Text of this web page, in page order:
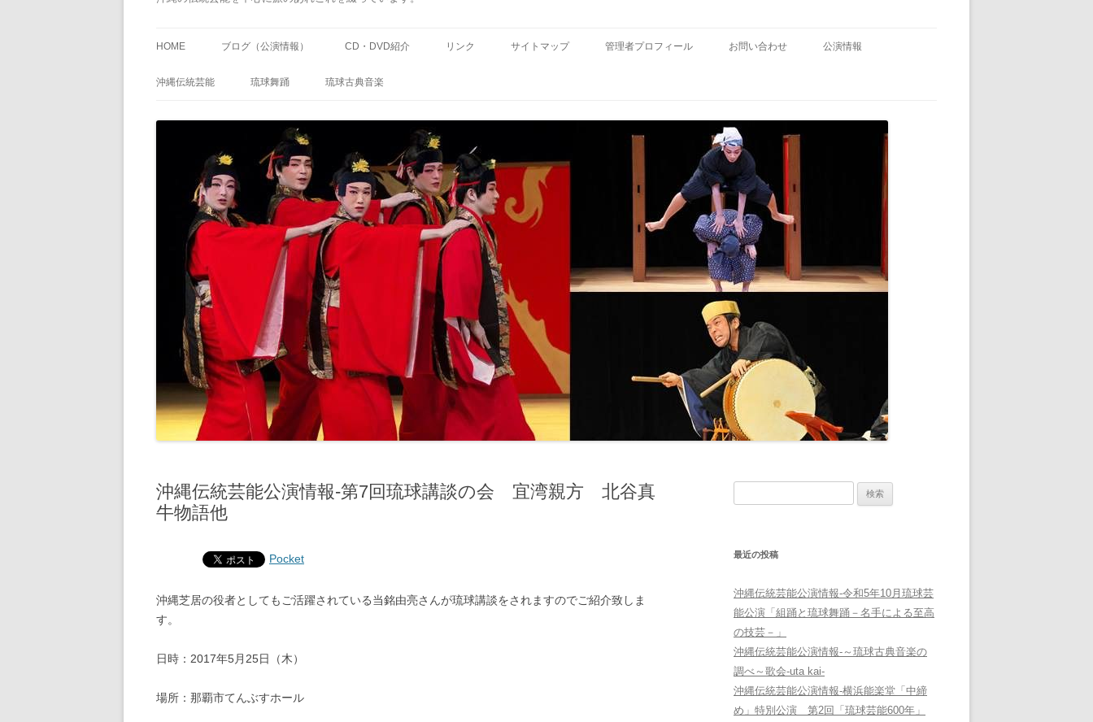
ン
ッ
HOME ブログ（公演情報） CD・DVD紹介 リンク サイトマップ 管理者プロフィール お問い合わせ 公演情報
沖縄伝統芸能 琉球舞踊 琉球古典音楽
沖縄伝統芸能公演情報‐第7回琉球講談の会 宜湾親方 北谷真
牛物語他
Pocket
沖縄芝居の役者としてもご活躍されている当銘由亮さんが琉球講談をされますのでご紹介致しま
す。
日時：2017年5月25日（木）
場所：那覇市てんぶすホール
最近の投稿
沖縄伝統芸能公演情報-令和5年10月琉球芸
能公演「組踊と琉球舞踊－名手による至高
の技芸－」
沖縄伝統芸能公演情報-～琉球古典音楽の
調べ～歌会-uta kai-
沖縄伝統芸能公演情報-横浜能楽堂「中締
め」特別公演 第2回「琉球芸能600年」